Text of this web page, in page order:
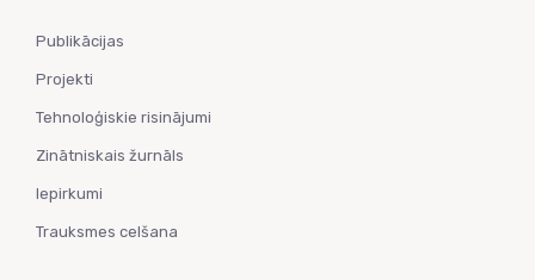
Publikācijas
Projekti
Tehnoloģiskie risinājumi
Zinātniskais žurnāls
Iepirkumi
Trauksmes celšana